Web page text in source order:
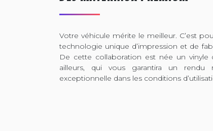
Votre véhicule mérite le meilleur. C’est
technologie unique d’impression et de
De cette collaboration est née un
ailleurs, qui vous garantira un rendu
exceptionnelle dans les conditions